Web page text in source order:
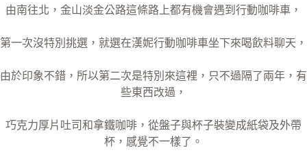
由南往北，金山淡金公路這條路上都有機會遇到行動咖啡車，
第一次沒特別挑選，就選在漢妮行動咖啡車坐下來喝飲料聊天，
由於印象不錯，所以第二次是特別來這裡，只不過隔了兩年，有
些東西改過，
巧克力厚片吐司和拿鐵咖啡，從盤子與杯子裝變成紙袋及外帶
杯，感覺不一樣了。